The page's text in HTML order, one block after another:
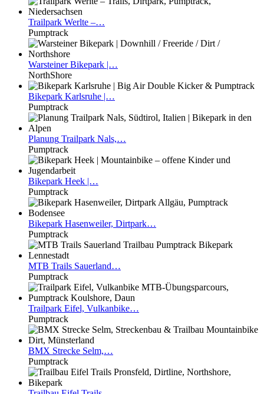
Trailpark Werlte –…
Pumptrack
WarsteinerBikepark |…
NorthShore
Bikepark Karlsruhe |…
Pumptrack
Planung Trailpark Nals,…
Pumptrack
Bikepark Heek |…
Pumptrack
Bikepark Hasenweiler, Dirtpark…
Pumptrack
MTB Trails Sauerland…
Pumptrack
Trailpark Eifel, Vulkanbike…
Pumptrack
BMX Strecke Selm,…
Pumptrack